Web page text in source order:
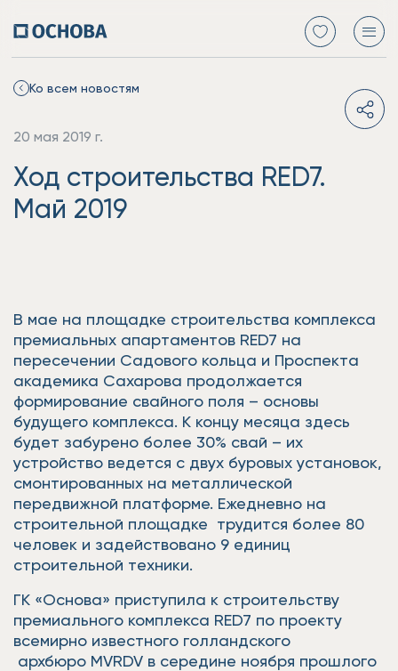
Ко всем новостям
20 мая 2019 г.
Ход строительства RED7.
Май 2019
В мае на площадке строительства комплекса
премиальных апартаментов RED7 на
пересечении Садового кольца и Проспекта
академика Сахарова продолжается
формирование свайного поля – основы
будущего комплекса. К концу месяца здесь
будет забурено более 30% свай – их
устройство ведется с двух буровых установок,
смонтированных на металлической
передвижной платформе. Ежедневно на
строительной площадке трудится более 80
человек и задействовано 9 единиц
строительной техники.
ГК «Основа» приступила к строительству
премиального комплекса RED7 по проекту
всемирно известного голландского
архбюро MVRDV в середине ноября прошлого